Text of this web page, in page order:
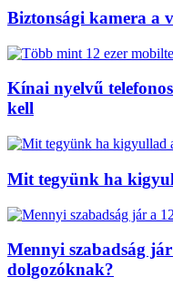
Biztonsági kamera a
Kínai nyelvű
kell
Mit tegyünk ha
Mennyi szabadság
dolgozóknak?